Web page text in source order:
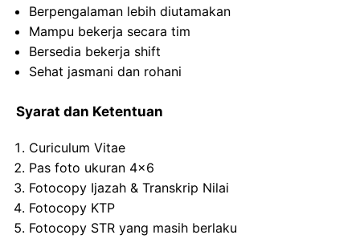
Berpengalaman lebih diutamakan
Mampu bekerja secara tim
Bersedia bekerja shift
Sehat jasmani dan rohani
Syarat dan Ketentuan
Curiculum Vitae
Pas foto ukuran 4×6
Fotocopy Ijazah & Transkrip Nilai
Fotocopy KTP
Fotocopy STR yang masih berlaku